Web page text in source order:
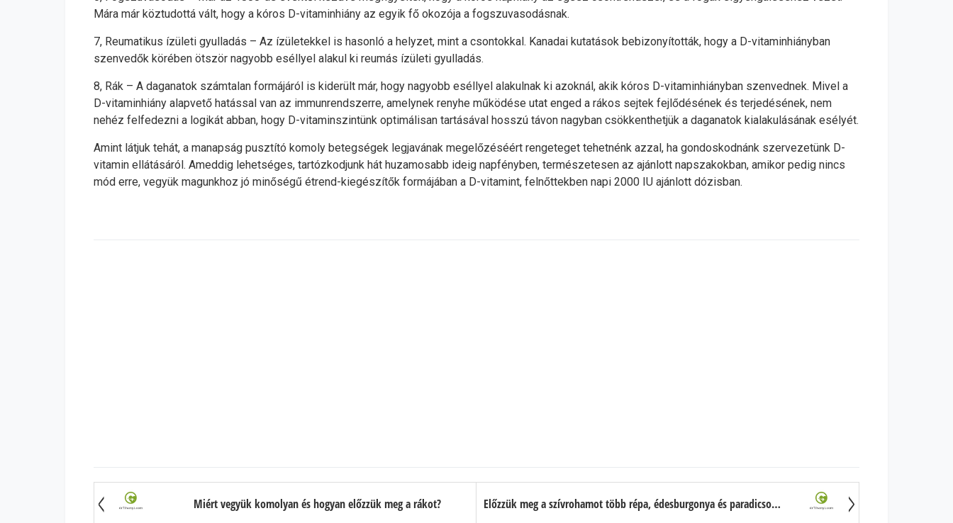
Mára már köztudottá vált, hogy a kóros D-vitaminhiány az egyik fő okozója a fogszuvasodásnak.
7, Reumatikus ízületi gyulladás – Az ízületekkel is hasonló a helyzet, mint a csontokkal. Kanadai kutatások bebizonyították, hogy a D-vitaminhiányban
szenvedők körében ötször nagyobb eséllyel alakul ki reumás ízületi gyulladás.
8, Rák – A daganatok számtalan formájáról is kiderült már, hogy nagyobb eséllyel alakulnak ki azoknál, akik kóros D-vitaminhiányban szenvednek. Mivel a
D-vitaminhiány alapvető hatással van az immunrendszerre, amelynek renyhe működése utat enged a rákos sejtek fejlődésének és terjedésének, nem
nehéz felfedezni a logikát abban, hogy D-vitaminszintünk optimálisan tartásával hosszú távon nagyban csökkenthetjük a daganatok kialakulásának esélyét.
Amint látjuk tehát, a manapság pusztító komoly betegségek legjavának megelőzéséért rengeteget tehetnénk azzal, ha gondoskodnánk szervezetünk D-
vitamin ellátásáról. Ameddig lehetséges, tartózkodjunk hát huzamosabb ideig napfényben, természetesen az ajánlott napszakokban, amikor pedig nincs
mód erre, vegyük magunkhoz jó minőségű étrend-kiegészítők formájában a D-vitamint, felnőttekben napi 2000 IU ajánlott dózisban.
Miért vegyük komolyan és hogyan előzzük meg a rákot? Előzzük meg a szívrohamot több répa, édesburgonya és paradicsom fogyasztásával!